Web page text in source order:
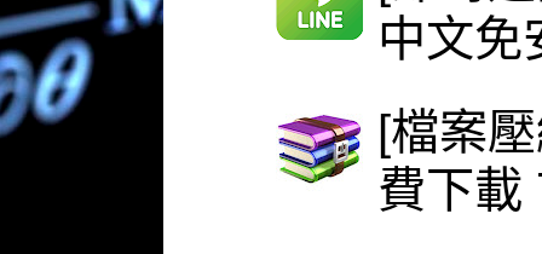
中文免
[檔案
費下載